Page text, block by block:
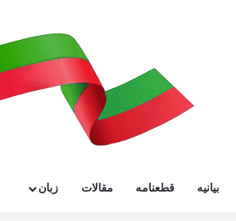
بیانیه قطعنامه مقالات زبان